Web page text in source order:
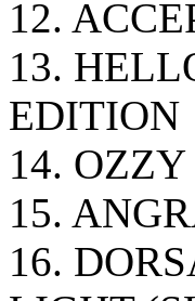
12.
13.
EDITION
14.
15.
16.